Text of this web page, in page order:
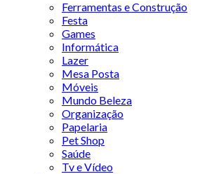
Ferramentas e Construção
Festa
Games
Informática
Lazer
Mesa Posta
Móveis
Mundo Beleza
Organização
Papelaria
Pet Shop
Saúde
Tv e Vídeo